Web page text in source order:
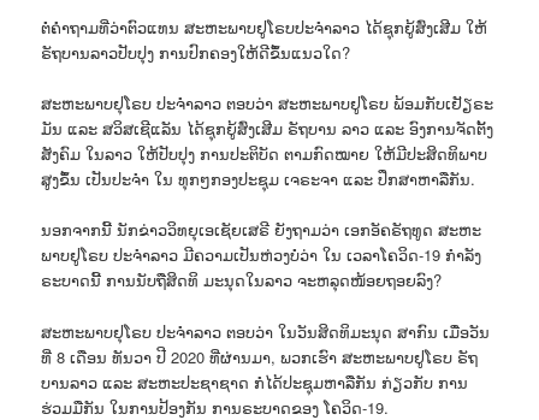
ຕໍ່ຄຳຖາມທີ່ວ່າຕົວແທນ ສະຫະພາບຢູໂຣບປະຈຳລາວ ໄດ້ຊຸກຍູ້ສົ່ງເສີມ ໃຫ້
ຣັຖບານລາວປັບປຸງ ການປົກຄອງໃຫ້ດີຂຶ້ນແນວໃດ?
ສະຫະພາບຢຸໂຣບ ປະຈຳລາວ ຕອບວ່າ ສະຫະພາບຢູໂຣບ ພ້ອມກັບເຢັຽຣະ
ມັນ ແລະ ສວິສເຊີແລັນ ໄດ້ຊຸກຍູ້ສົ່ງເສີມ ຣັຖບານ ລາວ ແລະ ອົງການຈັດຕັ້ງ
ສັງຄົມ ໃນລາວ ໃຫ້ປັບປຸງ ການປະຕິບັດ ຕາມກົດໝາຍ ໃຫ້ມີປະສິດທິພາບ
ສູງຂຶ້ນ ເປັນປະຈຳ ໃນ ທຸກໆກອງປະຊຸມ ເຈຣະຈາ ແລະ ປຶກສາຫາລືກັນ.
ນອກຈາກນີ້ ນັກຂ່າວວິທຍຸເອເຊັຍເສຣີ ຍັງຖາມວ່າ ເອກອັຄຣັຖທູດ ສະຫະ
ພາບຢູໂຣບ ປະຈຳລາວ ມີຄວາມເປັນຫ່ວງບໍ່ວ່າ ໃນ ເວລາໂຄວິດ-19 ກຳລັງ
ຣະບາດນີ້ ການນັບຖືສິດທິ ມະນຸດໃນລາວ ຈະຫລຸດໜ້ອຍຖອຍລົງ?
ສະຫະພາບຢຸໂຣບ ປະຈຳລາວ ຕອບວ່າ ໃນວັນສິດທິມະນຸດ ສາກົນ ເມື່ອວັນ
ທີ່ 8 ເດືອນ ທັນວາ ປີ 2020 ທີ່ຜ່ານມາ, ພວກເຮົາ ສະຫະພາບຢູໂຣບ ຣັຖ
ບານລາວ ແລະ ສະຫະປະຊາຊາດ ກໍໄດ້ປະຊຸມຫາລືກັນ ກ່ຽວກັບ ການ
ຮ່ວມມືກັນ ໃນການປ້ອງກັນ ການຣະບາດຂອງ ໂຄວິດ-19.